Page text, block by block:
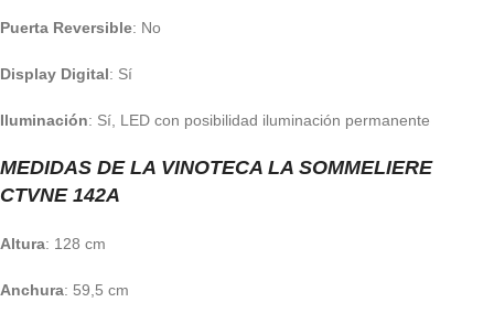
Puerta Reversible: No
Display Digital: Sí
Iluminación: Sí, LED con posibilidad iluminación permanente
MEDIDAS DE LA VINOTECA LA SOMMELIERE
CTVNE 142A
Altura: 128 cm
Anchura: 59,5 cm